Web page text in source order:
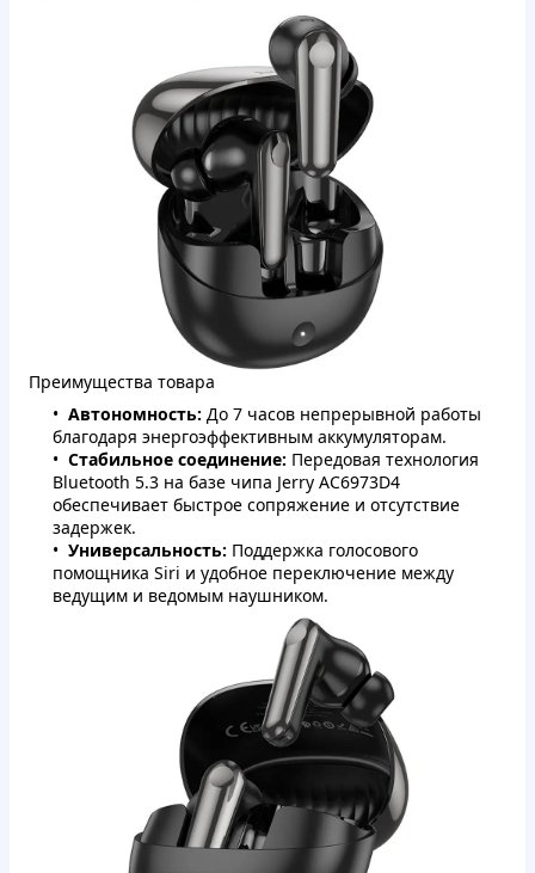
Преимущества товара
Автономность: До 7 часов непрерывной работы
благодаря энергоэффективным аккумуляторам.
Стабильное соединение: Передовая технология
Bluetooth 5.3 на базе чипа Jerry AC6973D4
обеспечивает быстрое сопряжение и отсутствие
задержек.
Универсальность: Поддержка голосового
помощника Siri и удобное переключение между
ведущим и ведомым наушником.